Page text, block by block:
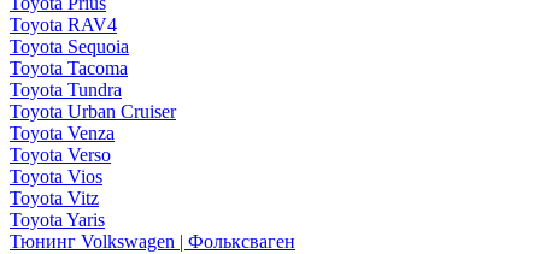
Toyota RAV4
Toyota Sequoia
Toyota Tacoma
Toyota Tundra
Toyota Urban Cruiser
Toyota Venza
Toyota Verso
Toyota Vios
Toyota Vitz
Toyota Yaris
Тюнинг Volkswagen | Фольксваген